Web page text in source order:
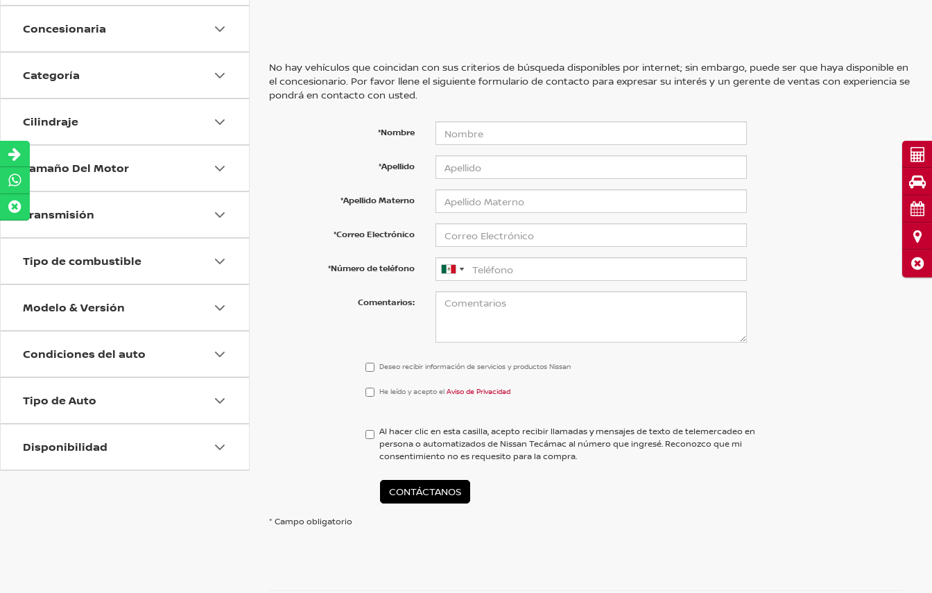
Concesionaria
Categoría
Cilindraje
Tamaño Del Motor
Transmisión
Tipo de combustible
Modelo & Versión
Condiciones del auto
Tipo de Auto
Disponibilidad
No hay vehículos que coincidan con sus criterios de búsqueda disponibles por internet; sin embargo, puede ser que haya disponible en
el concesionario. Por favor llene el siguiente formulario de contacto para expresar su interés y un gerente de ventas con experiencia se
pondrá en contacto con usted.
*Nombre
*Apellido
*Apellido Materno
*Correo Electrónico
*Número de teléfono
Comentarios:
Deseo recibir información de servicios y productos Nissan
He
el
<a
href='/privacy.aspx'
Privacidad</a>
He leído y acepto elAviso de Privacidad
Al hacer clic en esta casilla, acepto recibir llamadas y mensajes de texto de telemercadeo en
persona o automatizados de Nissan Tecámac al número que ingresé. Reconozco que mi
consentimiento no es requesito para la compra.
CONTÁCTANOS
* Campo obligatorio